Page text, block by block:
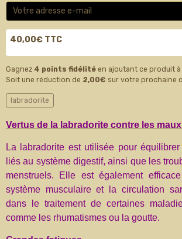
40,00€ TTC
Gagnez 4 points fidélité en ajoutant ce produit
Soit une réduction de 2,00€ sur votre prochaine
labradorite
Vertus de la labradorite contre les
La labradorite est utilisée pour
liés au système digestif, ainsi que les
menstruels. Elle est également
système musculaire et la circulation
dans le traitement de certaines
comme les rhumatismes ou la goutte.